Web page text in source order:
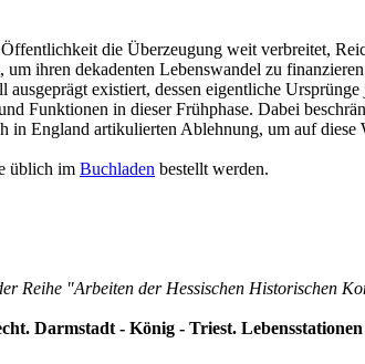
die Überzeugung weit verbreitet,
um ihren dekadenten Lebenswandel zu
ausgeprägt existiert, dessen eigentliche
Funktionen in dieser Frühphase. Dabei
in England artikulierten Ablehnung, um auf diese
üblich im Buchladen bestellt werden.
Reihe "Arbeiten der Hessischen Historischen
Darmstadt - König - Triest.